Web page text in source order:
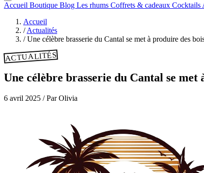
Accueil Boutique Blog Les rhums Coffrets & cadeaux Cocktails
Accueil
/ Actualités
/ Une célèbre brasserie du Cantal se met à produire des
ACTUALITÉS
Une célèbre brasserie du Cantal se met
6 avril 2025 / Par Olivia